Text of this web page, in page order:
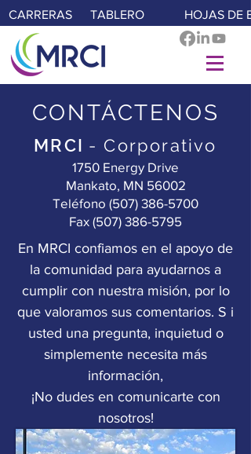
CARRERAS TABLERO HOJAS DE
CONTÁCTENOS
MRCI - Corporativo
1750 Energy Drive
Mankato, MN 56002
Teléfono (507) 386-5700
Fax (507) 386-5795
En MRCI confiamos en el apoyo de
la comunidad para ayudarnos a
cumplir con nuestra misión, por lo
que valoramos sus comentarios. S i
usted una pregunta, inquietud o
simplemente necesita más
información,
¡No dudes en comunicarte con
nosotros!